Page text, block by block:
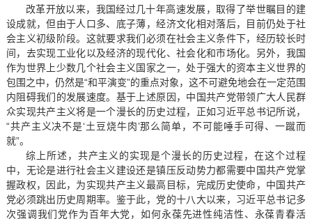
改革开放以来，我国经过几十年高速发展，取得了举世瞩目的建
设成就，但由于人口多、底子薄，经济文化相对落后，目前仍处于社
会主义初级阶段。这就要求我们必须在社会主义条件下，经历较长时
间，去实现工业化以及经济的现代化、社会化和市场化。另外，我国
作为世界上少数几个社会主义国家之一，处于强大的资本主义世界的
包围之中，仍然是“和平演变”的重点对象，这不可避免地会在一定范围
内阻碍我们的发展速度。基于上述原因，中国共产党带领广大人民群
众实现共产主义将是一个漫长的历史过程，正如习近平总书记所说，
“共产主义决不是‘土豆烧牛肉’那么简单，不可能唾手可得、一蹴而
就”。
综上所述，共产主义的实现是个漫长的历史过程，在这个过程
中，无论是进行社会主义建设还是镇压反动势力都需要中国共产党掌
握政权，因此，为实现共产主义最高目标，完成历史使命，中国共产
党必须跳出历史周期率。鉴于此，党的十八大以来，习近平总书记多
次强调我们党作为百年大党，如何永葆先进性纯洁性、永葆青春活